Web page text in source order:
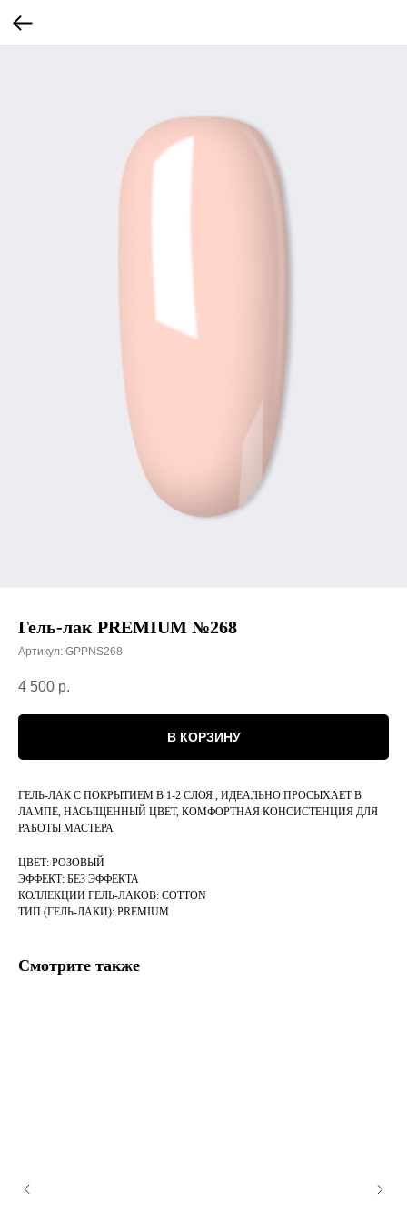
Гель-лак PREMIUM №268
Артикул: GPPNS268
4 500 р.
В КОРЗИНУ
ГЕЛЬ-ЛАК С ПОКРЫТИЕМ В 1-2 СЛОЯ , ИДЕАЛЬНО ПРОСЫХАЕТ В
ЛАМПЕ, НАСЫЩЕННЫЙ ЦВЕТ, КОМФОРТНАЯ КОНСИСТЕНЦИЯ ДЛЯ
РАБОТЫ МАСТЕРА
ЦВЕТ: РОЗОВЫЙ
ЭФФЕКТ: БЕЗ ЭФФЕКТА
КОЛЛЕКЦИИ ГЕЛЬ-ЛАКОВ: COTTON
ТИП (ГЕЛЬ-ЛАКИ): PREMIUM
Смотрите также